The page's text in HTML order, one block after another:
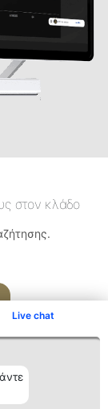
Live chat
στον κλάδο